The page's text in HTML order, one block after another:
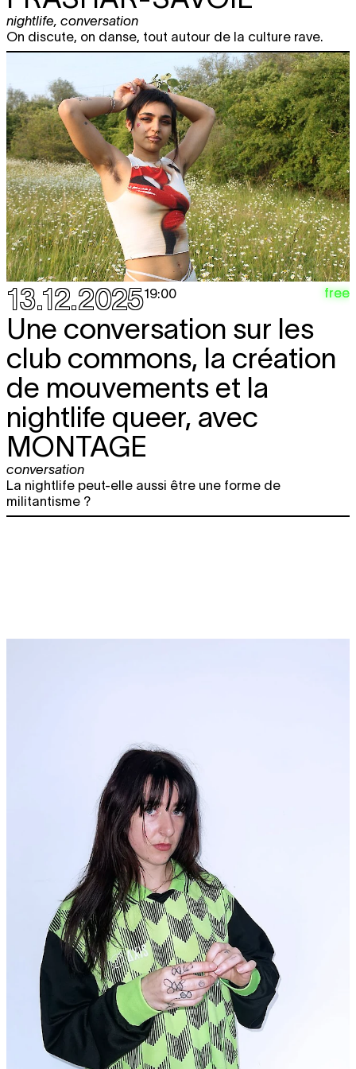
nightlife, conversation
On discute, on danse, tout autour de la culture rave.
13.12.202519:00 free
Une conversation sur les
club commons, la création
de mouvements et la
nightlife queer, avec
MONTAGE
conversation
La nightlife peut-elle aussi être une forme de
militantisme ?